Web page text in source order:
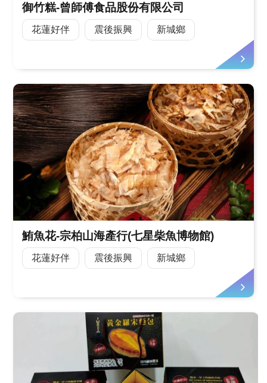
御竹糕-曾師傅食品股份有限公司
花蓮好伴 震後振興 新城鄉
鮪魚花-宗柏山海產行(七星柴魚博物館)
花蓮好伴 震後振興 新城鄉